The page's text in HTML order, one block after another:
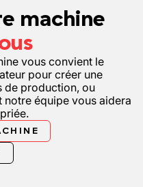
machine
vous convient le
pour créer une
de production, ou
équipe vous aidera